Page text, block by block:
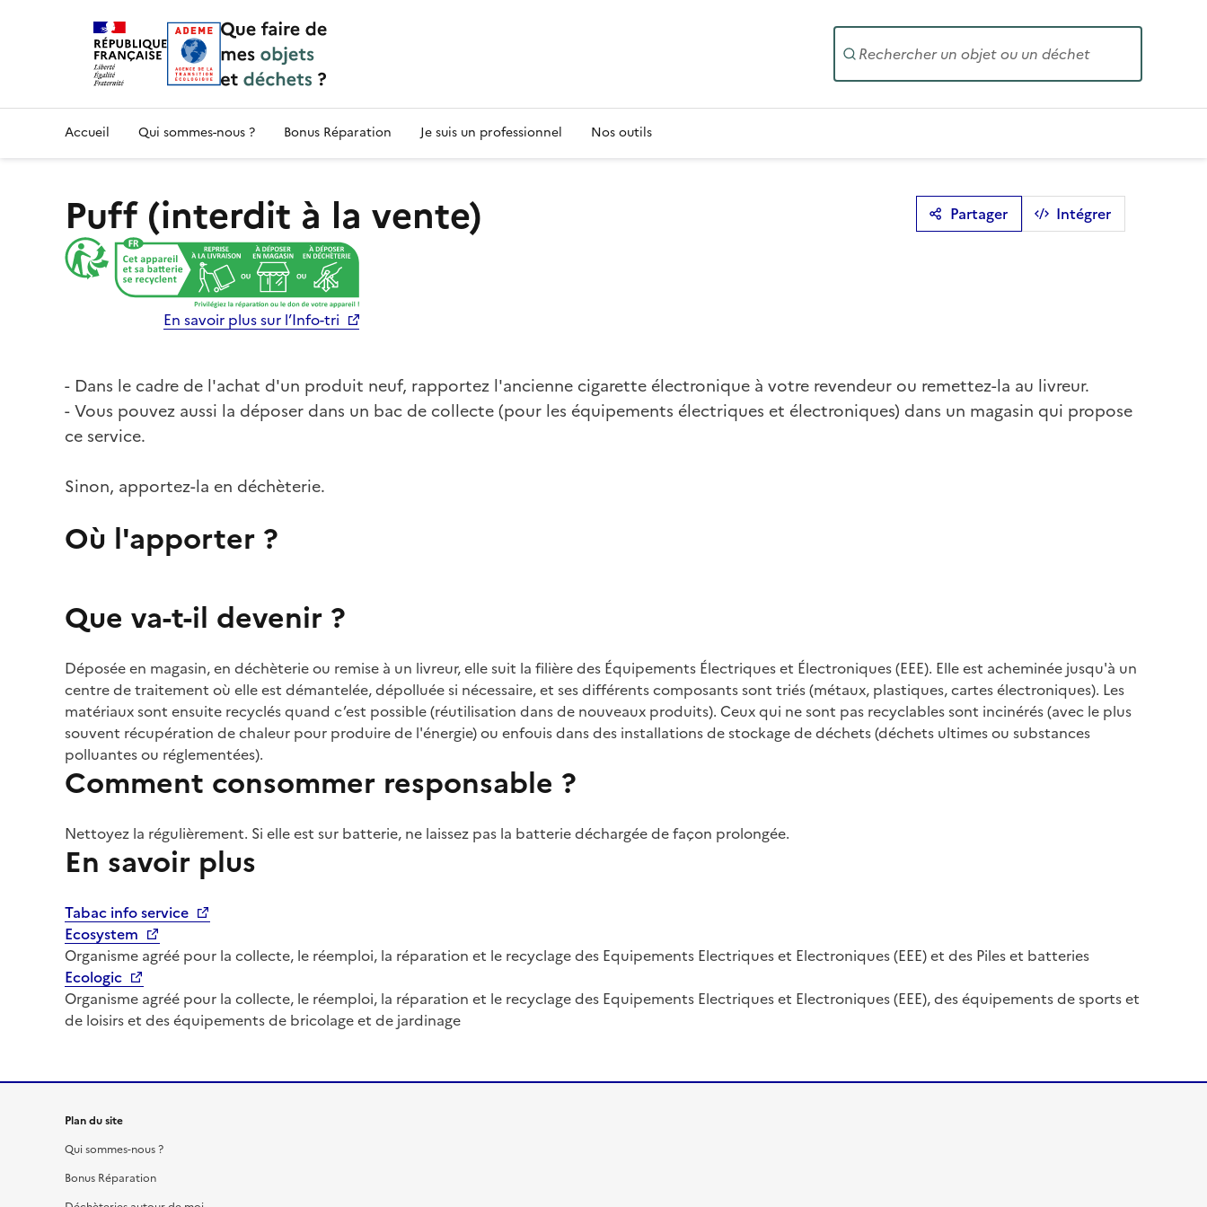
Accueil — Que Faire de mes objets & déchets Entrez
Accueil Qui sommes-nous ? Bonus Réparation Je suis un professionnel Nos outils
Puff (interdit à la vente)
En savoir plus sur l’Info-tri
Partager Intégrer
- Dans le cadre de l'achat d'un produit neuf, rapportez l'ancienne cigarette électronique à votre revendeur ou remettez-la au livreur.
- Vous pouvez aussi la déposer dans un bac de collecte (pour les équipements électriques et électroniques) dans un magasin qui propose
ce service.
Sinon, apportez-la en déchèterie.
Où l'apporter ?
Que va-t-il devenir ?
Déposée en magasin, en déchèterie ou remise à un livreur, elle suit la filière des Équipements Électriques et Électroniques (EEE). Elle est acheminée jusqu'à un
centre de traitement où elle est démantelée, dépolluée si nécessaire, et ses différents composants sont triés (métaux, plastiques, cartes électroniques). Les
matériaux sont ensuite recyclés quand c’est possible (réutilisation dans de nouveaux produits). Ceux qui ne sont pas recyclables sont incinérés (avec le plus
souvent récupération de chaleur pour produire de l'énergie) ou enfouis dans des installations de stockage de déchets (déchets ultimes ou substances
polluantes ou réglementées).
Comment consommer responsable ?
Nettoyez la régulièrement. Si elle est sur batterie, ne laissez pas la batterie déchargée de façon prolongée.
En savoir plus
Tabac info service
Ecosystem
Organisme agréé pour la collecte, le réemploi, la réparation et le recyclage des Equipements Electriques et Electroniques (EEE) et des Piles et batteries
Ecologic
Organisme agréé pour la collecte, le réemploi, la réparation et le recyclage des Equipements Electriques et Electroniques (EEE), des équipements de sports et
de loisirs et des équipements de bricolage et de jardinage
Plan du site
Qui sommes-nous ?
Bonus Réparation